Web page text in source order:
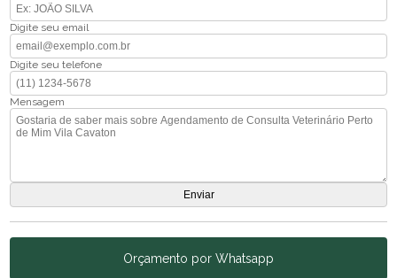
Digite seu email
Digite seu telefone
Mensagem
Orçamento por Whatsapp